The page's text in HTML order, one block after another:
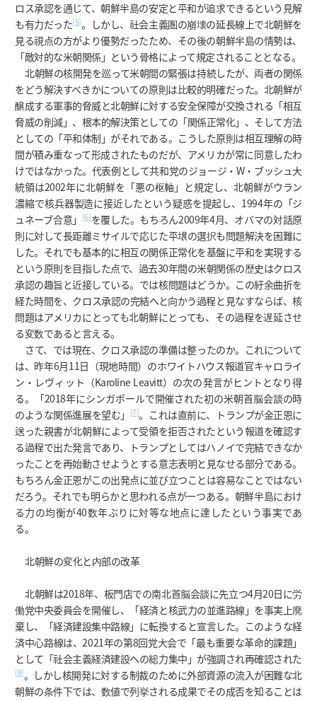
ロス承認を通じて、朝鮮半島の安定と平和が追求できるという見解
も有力だった[5]。しかし、社会主義圏の崩壊の延長線上で北朝鮮を
見る視点の方がより優勢だったため、その後の朝鮮半島の情勢は、
「敵対的な米朝関係」という骨格によって規定されることとなる。
北朝鮮の核開発を巡って米朝間の緊張は持続したが、両者の関係
をどう解決すべきかについての原則は比較的明確だった。北朝鮮が
醸成する軍事的脅威と北朝鮮に対する安全保障が交換される「相互
脅威の削減」、根本的解決策としての「関係正常化」、そして方法
としての「平和体制」がそれである。こうした原則は相互理解の時
間が積み重なって形成されたものだが、アメリカが常に同意したわ
けではなかった。代表例として共和党のジョージ・W・ブッシュ大
統領は2002年に北朝鮮を「悪の枢軸」と規定し、北朝鮮がウラン
濃縮で核兵器製造に接近したという疑惑を提起し、1994年の「ジ
ュネーブ合意」
[6]を覆した。もちろん2009年4月、オバマの対話原
則に対して長距離ミサイルで応じた平壌の選択も問題解決を困難に
した。それでも基本的に相互の関係正常化を基盤に平和を実現する
という原則を目指した点で、過去30年間の米朝関係の歴史はクロス
承認の趣旨と近接している。では核問題はどうか。この紆余曲折を
経た時間を、クロス承認の完結へと向かう過程と見なすならば、核
問題はアメリカにとっても北朝鮮にとっても、その過程を遅延させ
る変数であると言える。
さて、では現在、クロス承認の準備は整ったのか。これについて
は、昨年6月11日（現地時間）のホワイトハウス報道官キャロライ
ン・レヴィット（Karoline Leavitt）の次の発言がヒントとなり得
る。「2018年にシンガポールで開催された初の米朝首脳会談の時
のような関係進展を望む」[7]。これは直前に、トランプが金正恩に
送った親書が北朝鮮によって受領を拒否されたという報道を確認す
る過程で出た発言であり、トランプとしてはハノイで完結できなか
ったことを再始動させようとする意志表明と見なせる部分である。
もちろん金正恩がこの出発点に並び立つことは容易なことではない
だろう。それでも明らかと思われる点が一つある。朝鮮半島におけ
る力の均衡が40数年ぶりに対等な地点に達したという事実であ
る。
北朝鮮の変化と内部の改革
北朝鮮は2018年、板門店での南北首脳会談に先立つ4月20日に労
働党中央委員会を開催し、「経済と核武力の並進路線」を事実上廃
棄し、「経済建設集中路線」に転換すると宣言した。このような経
済中心路線は、2021年の第8回党大会で「最も重要な革命的課題」
として「社会主義経済建設への総力集中」が強調され再確認された
[8]。しかし核開発に対する制裁のために外部資源の流入が困難な北
朝鮮の条件下では、数値で列挙される成果でその成否を知ることは